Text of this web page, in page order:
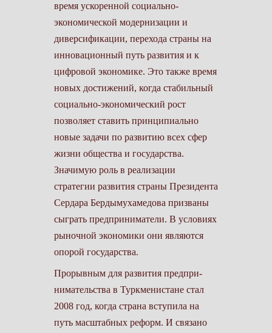
время ускоренной социально-
экономической модернизации и
диверси­фикации, перехода страны на
инновационный путь развития и к
цифро­вой экономике. Это также время
новых достижений, когда стабильный
социально-экономический рост
позволяет ставить принципиально
новые задачи по развитию всех сфер
жизни общества и государства.
Значимую роль в реализации
стратегии развития страны Президента
Сердара Бердымухамедова призваны
сыграть предприниматели. В усло­виях
рыночной экономики они являются
опорой государства.
Прорывным для развития предпри­
нимательства в Туркменистане стал
2008 год, когда страна вступила на
путь масштабных реформ. И связано